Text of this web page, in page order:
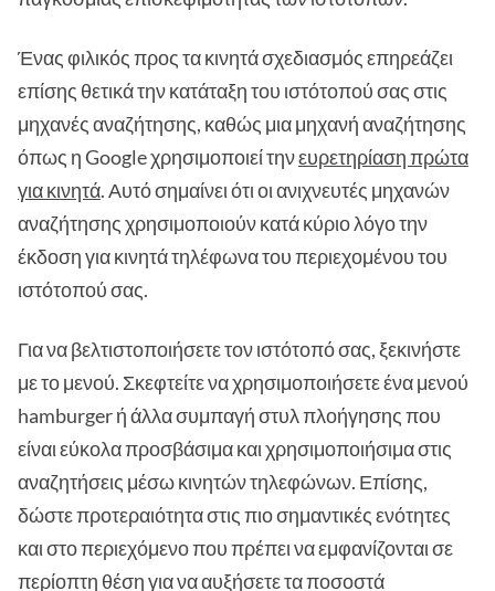
Ένας φιλικός προς τα κινητά σχεδιασμός επηρεάζει
επίσης θετικά την κατάταξη του ιστότοπού σας στις
μηχανές αναζήτησης, καθώς μια μηχανή αναζήτησης
όπως η Google χρησιμοποιεί τηνευρετηρίαση πρώτα
για κινητά. Αυτό σημαίνει ότι οι ανιχνευτές μηχανών
αναζήτησης χρησιμοποιούν κατά κύριο λόγο την
έκδοση για κινητά τηλέφωνα του περιεχομένου του
ιστότοπού σας.
Για να βελτιστοποιήσετε τον ιστότοπό σας, ξεκινήστε
με το μενού. Σκεφτείτε να χρησιμοποιήσετε ένα μενού
hamburger ή άλλα συμπαγή στυλ πλοήγησης που
είναι εύκολα προσβάσιμα και χρησιμοποιήσιμα στις
αναζητήσεις μέσω κινητών τηλεφώνων. Επίσης,
δώστε προτεραιότητα στις πιο σημαντικές ενότητες
και στο περιεχόμενο που πρέπει να εμφανίζονται σε
περίοπτη θέση για να αυξήσετε τα ποσοστά